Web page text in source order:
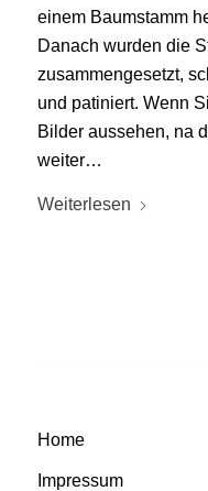
einem Baumstamm
Danach wurden die
zusammengesetzt,
und patiniert. Wenn
Bilder aussehen, na
weiter…
Weiterlesen
Home
Impressum